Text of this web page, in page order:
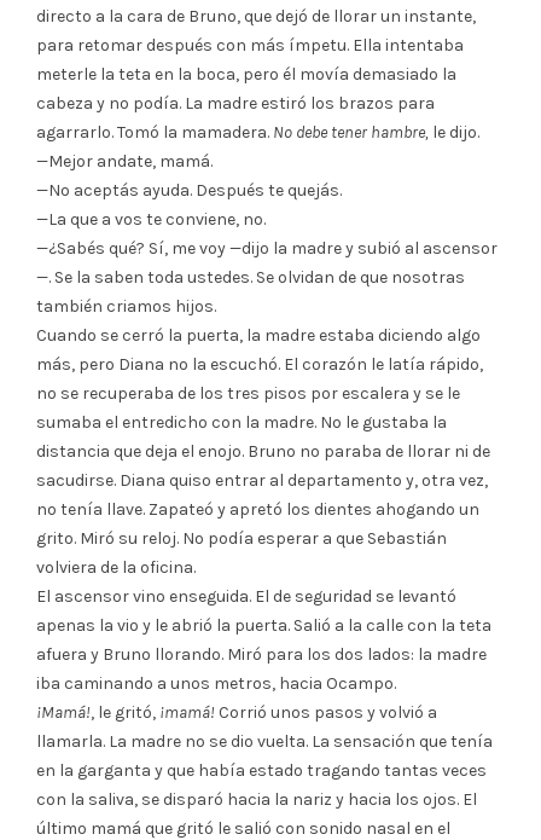
directo a la cara de Bruno, que dejó de llorar un instante,
para retomar después con más ímpetu. Ella intentaba
meterle la teta en la boca, pero él movía demasiado la
cabeza y no podía. La madre estiró los brazos para
agarrarlo. Tomó la mamadera. No debe tener hambre, le dijo.
—Mejor andate, mamá.
—No aceptás ayuda. Después te quejás.
—La que a vos te conviene, no.
—¿Sabés qué? Sí, me voy —dijo la madre y subió al ascensor
—. Se la saben toda ustedes. Se olvidan de que nosotras
también criamos hijos.
Cuando se cerró la puerta, la madre estaba diciendo algo
más, pero Diana no la escuchó. El corazón le latía rápido,
no se recuperaba de los tres pisos por escalera y se le
sumaba el entredicho con la madre. No le gustaba la
distancia que deja el enojo. Bruno no paraba de llorar ni de
sacudirse. Diana quiso entrar al departamento y, otra vez,
no tenía llave. Zapateó y apretó los dientes ahogando un
grito. Miró su reloj. No podía esperar a que Sebastián
volviera de la oficina.
El ascensor vino enseguida. El de seguridad se levantó
apenas la vio y le abrió la puerta. Salió a la calle con la teta
afuera y Bruno llorando. Miró para los dos lados: la madre
iba caminando a unos metros, hacia Ocampo.
¡Mamá!, le gritó, ¡mamá! Corrió unos pasos y volvió a
llamarla. La madre no se dio vuelta. La sensación que tenía
en la garganta y que había estado tragando tantas veces
con la saliva, se disparó hacia la nariz y hacia los ojos. El
último mamá que gritó le salió con sonido nasal en el